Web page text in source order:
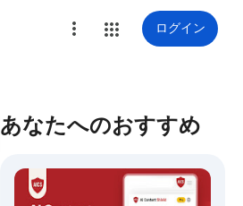
ログイン
あなたへのおすすめ